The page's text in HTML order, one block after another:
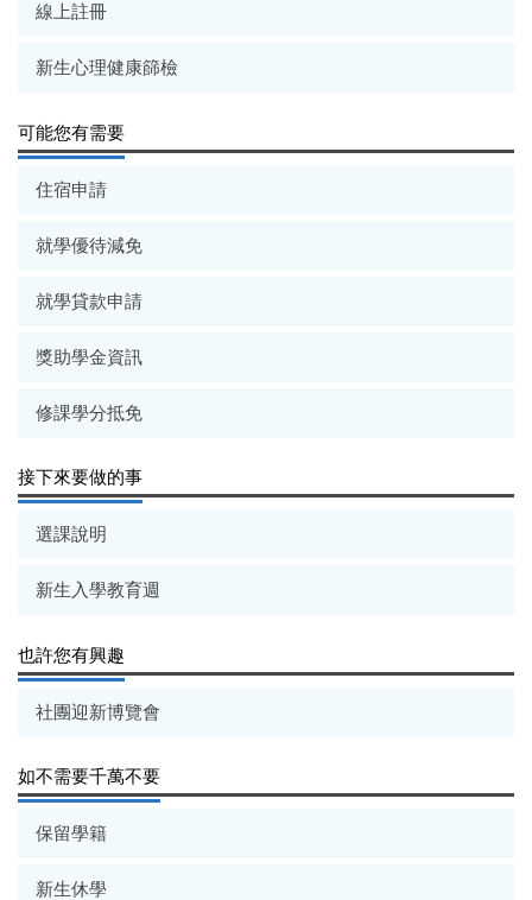
線上註冊
新生心理健康篩檢
可能您有需要
住宿申請
就學優待減免
就學貸款申請
獎助學金資訊
修課學分抵免
接下來要做的事
選課說明
新生入學教育週
也許您有興趣
社團迎新博覽會
如不需要千萬不要
保留學籍
新生休學